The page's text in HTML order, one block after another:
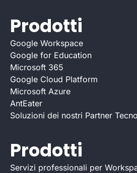
Prodotti
Google Workspace
Google for Education
Microsoft 365
Google Cloud Platform
Microsoft Azure
AntEater
Soluzioni dei nostri Partner
Prodotti
Servizi professionali per